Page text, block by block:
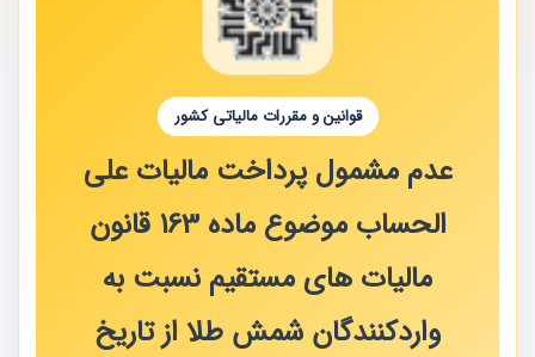
قوانین و مقررات مالیاتی کشور
عدم مشمول پرداخت مالیات علی
الحساب موضوع ماده 163 قانون
مالیات های مستقیم نسبت به
واردکنندگان شمش طلا از تاریخ